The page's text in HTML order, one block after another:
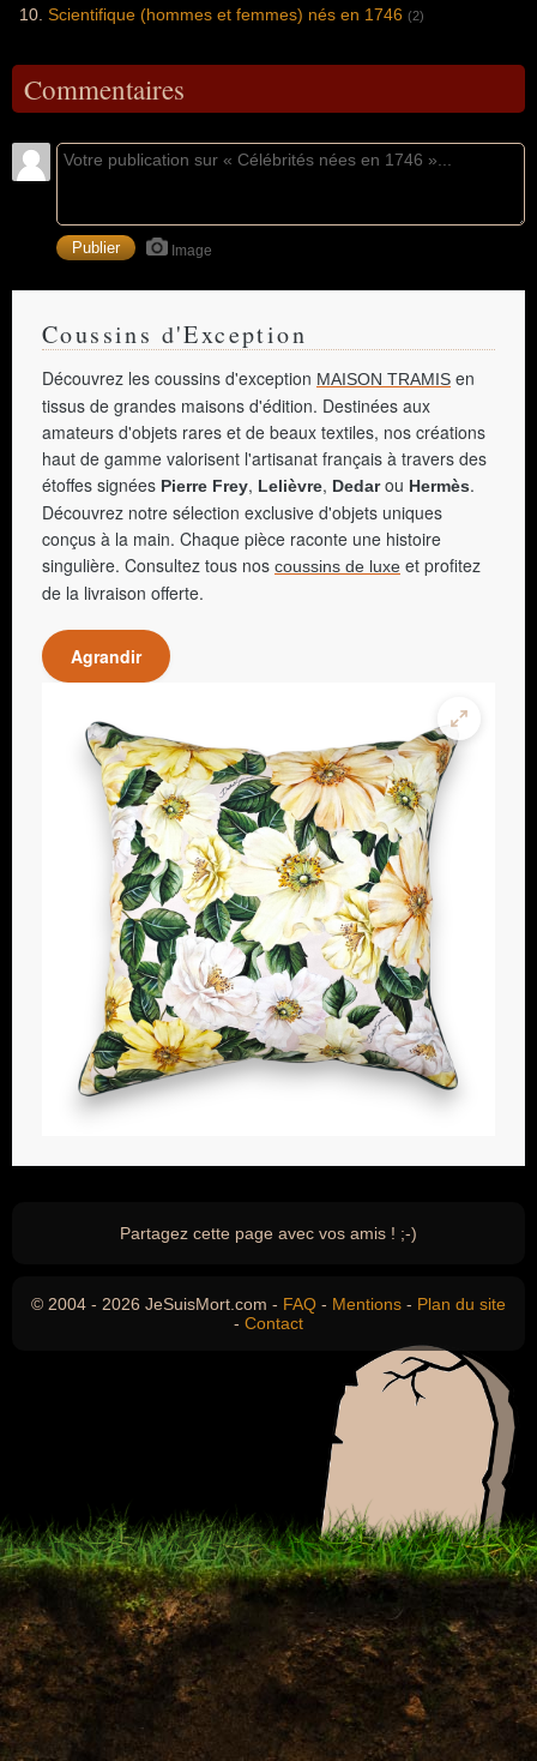
Scientifique (hommes et femmes) nés en 1746 (2)
Commentaires
Image
Coussins d'Exception
Découvrez les coussins d'exception MAISON TRAMIS en
tissus de grandes maisons d'édition. Destinées aux
amateurs d'objets rares et de beaux textiles, nos créations
haut de gamme valorisent l'artisanat français à travers des
étoffes signées Pierre Frey, Lelièvre, Dedarou Hermès.
Découvrez notre sélection exclusive d'objets uniques
conçus à la main. Chaque pièce raconte une histoire
singulière. Consultez tous nos coussins de luxe et profitez
de la livraison offerte.
Agrandir
Partagez cette page avec vos amis ! ;-)
© 2004 - 2026 JeSuisMort.com - FAQ - Mentions - Plan du site
- Contact